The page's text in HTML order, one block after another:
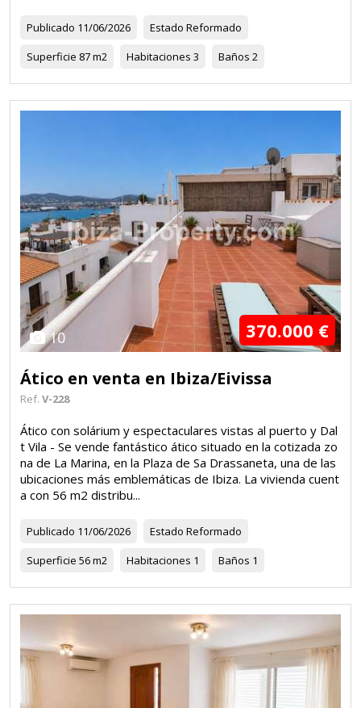
Publicado 11/06/2026 Estado Reformado
Superficie 87 m2 Habitaciones 3 Baños 2
10 370.000 €
Ático en venta en Ibiza/Eivissa
Ref. V-228
Ático con solárium y espectaculares vistas al puerto y Dal
t Vila - Se vende fantástico ático situado en la cotizada zo
na de La Marina, en la Plaza de Sa Drassaneta, una de las
ubicaciones más emblemáticas de Ibiza. La vivienda cuent
a con 56 m2 distribu...
Publicado 11/06/2026 Estado Reformado
Superficie 56 m2 Habitaciones 1 Baños 1